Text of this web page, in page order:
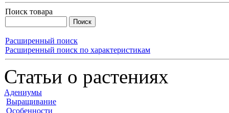
Поиск товара
Расширенный поиск
Расширенный поиск по характеристикам
Статьи о растениях
Адениумы
Выращивание
Особенности